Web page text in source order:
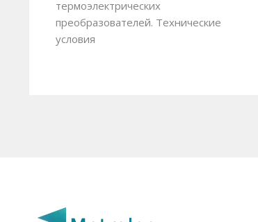
термоэлектрических
преобразователей. Технические
условия